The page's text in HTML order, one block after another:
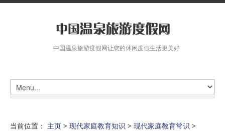
中国温泉旅游度假网让您的休闲度假生活更美好
当前位置： 主页 > 现代家庭教育知识 > 现代家庭教育常识 >